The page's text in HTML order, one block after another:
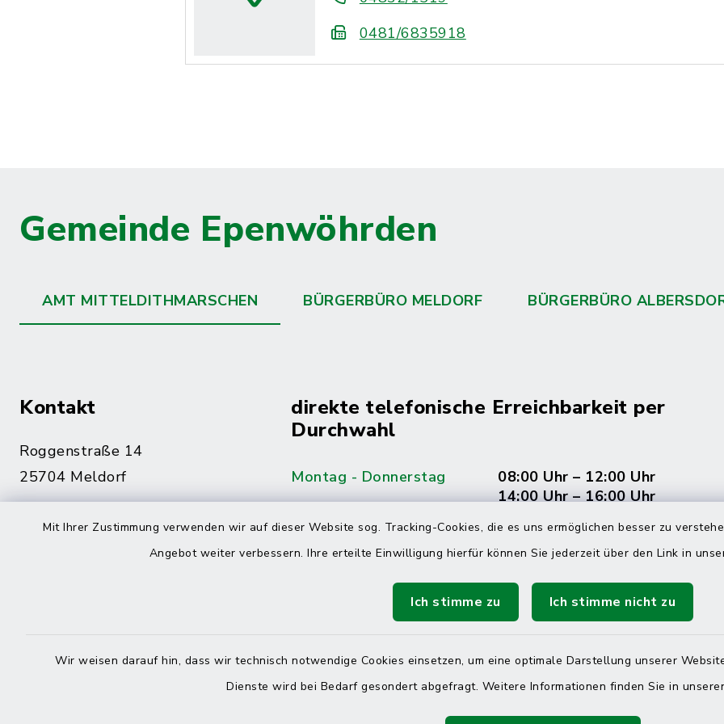
Mit Ihrer Zustimmung verwenden wir auf dieser Website sog. Tracking-Cookies, die es uns ermöglichen besser zu
Angebot weiter verbessern. Ihre erteilte Einwilligung hierfür können Sie jederzeit über den Link in
Ich stimme zu Ich stimme nicht zu
Wir weisen darauf hin, dass wir technisch notwendige Cookies einsetzen, um eine optimale Darstellung unserer
Dienste wird bei Bedarf gesondert abgefragt. Weitere Informationen finden Sie in
0481/6835918
Gemeinde Epenwöhrden
AMT MITTELDITHMARSCHEN BÜRGERBÜRO MELDORF BÜRGERBÜRO
Kontakt
Roggenstraße 14
25704 Meldorf
04832 6065-215
direkte telefonische Erreichbarkeit per
Durchwahl
Montag - Donnerstag
08:00 Uhr – 12:00 Uhr
14:00 Uhr – 16:00 Uhr
Freitag
08:00 Uhr – 12:00 Uhr
Online-Terminvereinbarung
Haben Sie ein dringendes Anliegen, finden aber online
keinen zeitnahen Termin? Rufen Sie uns gerne unter der
Telefonnummer 04832 6065 0 an!